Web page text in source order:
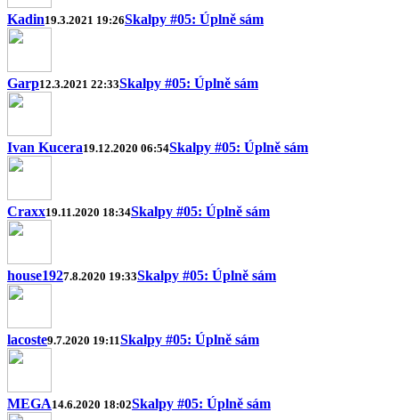
Kadin19.3.2021 19:26Skalpy #05: Úplně sám
Garp12.3.2021 22:33Skalpy #05: Úplně sám
Ivan Kucera19.12.2020 06:54Skalpy #05: Úplně sám
Craxx19.11.2020 18:34Skalpy #05: Úplně sám
house1927.8.2020 19:33Skalpy #05: Úplně sám
lacoste9.7.2020 19:11Skalpy #05: Úplně sám
MEGA14.6.2020 18:02Skalpy #05: Úplně sám